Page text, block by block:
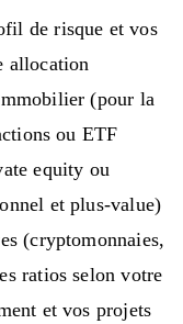
de risque et vos
allocation
(pour la
ou ETF
equity ou
et plus-value)
(cryptomonnaies,
ratios selon votre
et vos projets